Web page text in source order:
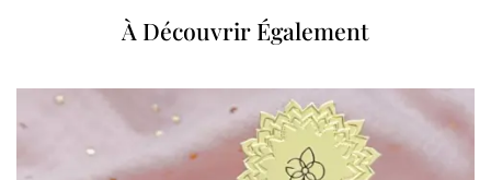
À Découvrir Également